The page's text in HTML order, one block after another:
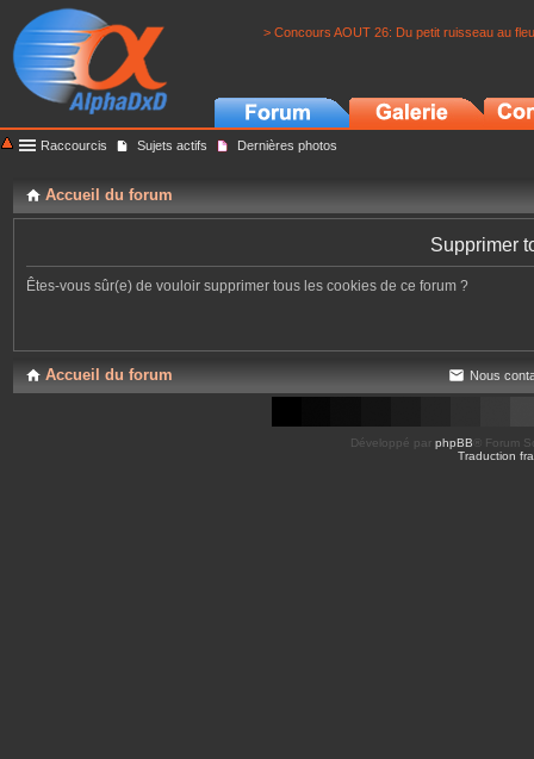
> Concours AOUT 26: Du petit ruisseau au
Raccourcis Sujets actifs Dernières photos
Accueil du forum
Supprimer
Êtes-vous sûr(e) de vouloir supprimer tous les cookies de ce forum ?
Accueil du forum Nous
Développé par phpBB ® Forum
Traduction